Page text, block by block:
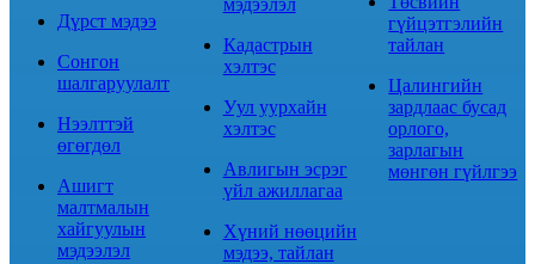
Дүрст мэдээ
Сонгон
шалгаруулалт
Нээлттэй
өгөгдөл
Ашигт
малтмалын
хайгуулын
мэдээлэл
Кадастрын
хэлтэс
Уул уурхайн
хэлтэс
Авлигын эсрэг
үйл ажиллагаа
Хүний нөөцийн
мэдээ, тайлан
гүйцэтгэлийн
тайлан
Цалингийн
зардлаас бусад
орлого,
зарлагын
мөнгөн гүйлгээ